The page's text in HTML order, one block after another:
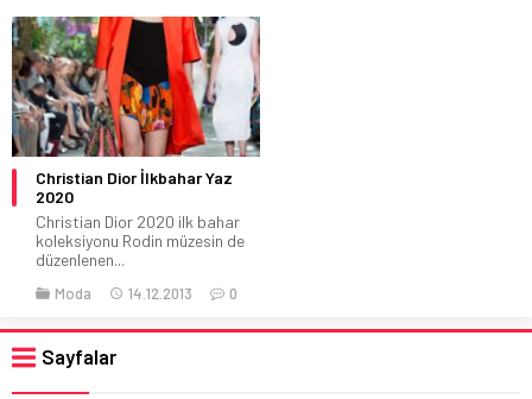
Christian Dior İlkbahar Yaz
2020
Christian Dior 2020 ilk bahar
koleksiyonu Rodin müzesin de
düzenlenen...
Moda 14.12.2013 0
Sayfalar